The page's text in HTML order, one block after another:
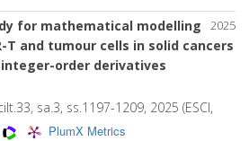
2025
for mathematical modelling
and tumour cells in solid cancers
order derivatives
sa.3, ss.1197-1209, 2025 (ESCI,
PlumX Metrics